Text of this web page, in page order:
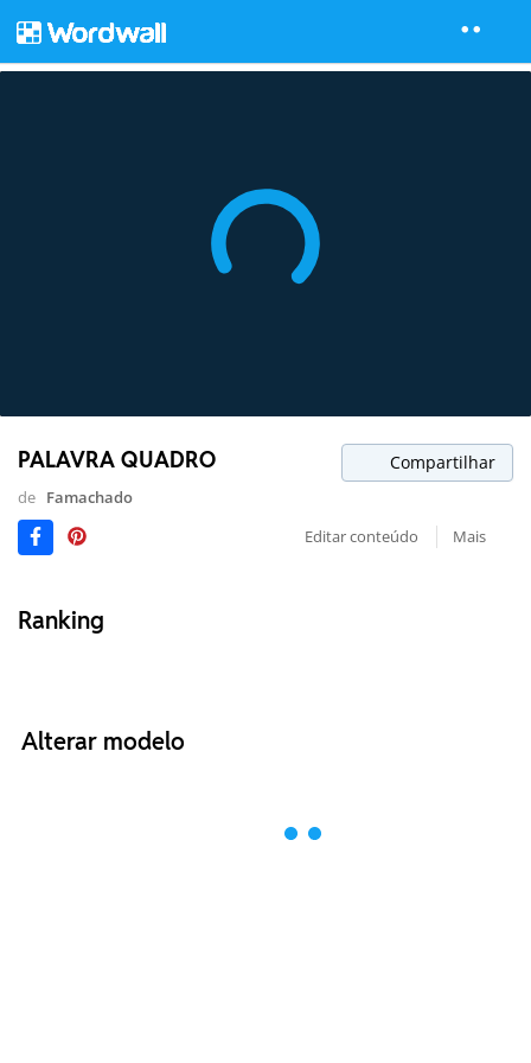
PALAVRA QUADRO Compartilhar
de Famachado
Editar conteúdo
Mais
Ranking
Alterar modelo